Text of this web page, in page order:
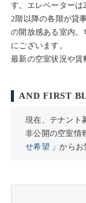
す。エレベーターは
2階以降の各階が貸
の開放感ある室内
にございます。
最新の空室状況や賃
AND FIRST
現在、テナント
非公開の空室情
せ希望 」から